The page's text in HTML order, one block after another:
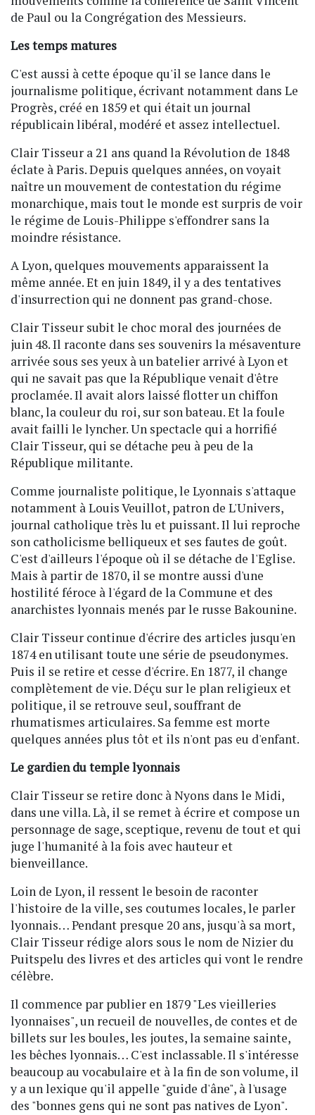
de Paul ou la Congrégation des Messieurs.
Les temps matures
C'est aussi à cette époque qu'il se lance dans le
journalisme politique, écrivant notamment dans Le
Progrès, créé en 1859 et qui était un journal
républicain libéral, modéré et assez intellectuel.
Clair Tisseur a 21 ans quand la Révolution de 1848
éclate à Paris. Depuis quelques années, on voyait
naître un mouvement de contestation du régime
monarchique, mais tout le monde est surpris de voir
le régime de Louis-Philippe s'effondrer sans la
moindre résistance.
A Lyon, quelques mouvements apparaissent la
même année. Et en juin 1849, il y a des tentatives
d'insurrection qui ne donnent pas grand-chose.
Clair Tisseur subit le choc moral des journées de
juin 48. Il raconte dans ses souvenirs la mésaventure
arrivée sous ses yeux à un batelier arrivé à Lyon et
qui ne savait pas que la République venait d'être
proclamée. Il avait alors laissé flotter un chiffon
blanc, la couleur du roi, sur son bateau. Et la foule
avait failli le lyncher. Un spectacle qui a horrifié
Clair Tisseur, qui se détache peu à peu de la
République militante.
Comme journaliste politique, le Lyonnais s'attaque
notamment à Louis Veuillot, patron de L'Univers,
journal catholique très lu et puissant. Il lui reproche
son catholicisme belliqueux et ses fautes de goût.
C'est d'ailleurs l'époque où il se détache de l'Eglise.
Mais à partir de 1870, il se montre aussi d'une
hostilité féroce à l'égard de la Commune et des
anarchistes lyonnais menés par le russe Bakounine.
Clair Tisseur continue d'écrire des articles jusqu'en
1874 en utilisant toute une série de pseudonymes.
Puis il se retire et cesse d'écrire. En 1877, il change
complètement de vie. Déçu sur le plan religieux et
politique, il se retrouve seul, souffrant de
rhumatismes articulaires. Sa femme est morte
quelques années plus tôt et ils n'ont pas eu d'enfant.
Le gardien du temple lyonnais
Clair Tisseur se retire donc à Nyons dans le Midi,
dans une villa. Là, il se remet à écrire et compose un
personnage de sage, sceptique, revenu de tout et qui
juge l'humanité à la fois avec hauteur et
bienveillance.
Loin de Lyon, il ressent le besoin de raconter
l'histoire de la ville, ses coutumes locales, le parler
lyonnais… Pendant presque 20 ans, jusqu'à sa mort,
Clair Tisseur rédige alors sous le nom de Nizier du
Puitspelu des livres et des articles qui vont le rendre
célèbre.
Il commence par publier en 1879 "Les vieilleries
lyonnaises", un recueil de nouvelles, de contes et de
billets sur les boules, les joutes, la semaine sainte,
les bêches lyonnais… C'est inclassable. Il s'intéresse
beaucoup au vocabulaire et à la fin de son volume, il
y a un lexique qu'il appelle "guide d'âne", à l'usage
des "bonnes gens qui ne sont pas natives de Lyon".